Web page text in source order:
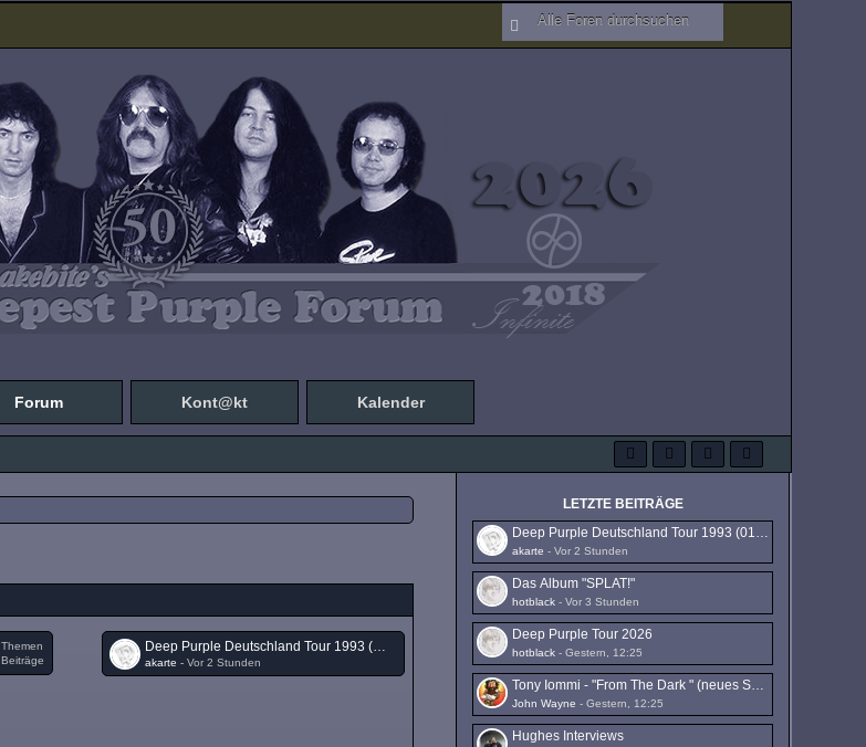
Forum Kont@kt Kalender
Themen
Beiträge
Deep Purple Deutschland Tour 1993 (01.10. - 16.10.1993)
akarte -Vor 2 Stunden
LETZTE BEITRÄGE
Deep Purple Deutschland Tour 1993 (01.10. - 16.10.1993)
akarte -Vor 2 Stunden
Das Album "SPLAT!"
hotblack -Vor 3 Stunden
Deep Purple Tour 2026
hotblack -Gestern, 12:25
Tony Iommi - "From The Dark " (neues Solo-Album)
John Wayne -Gestern, 12:25
Hughes Interviews